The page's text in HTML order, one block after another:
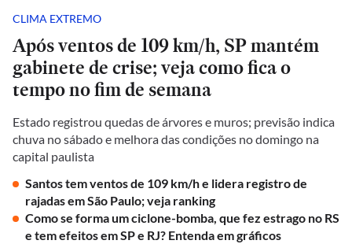
CLIMA EXTREMO
Após ventos de 109 km/h, SP mantém
gabinete de crise; veja como fica o
tempo no fim de semana
Estado registrou quedas de árvores e muros; previsão indica
chuva no sábado e melhora das condições no domingo na
capital paulista
Santos tem ventos de 109 km/h e lidera registro de
rajadas em São Paulo; veja ranking
Como se forma um ciclone-bomba, que fez estrago no RS
e tem efeitos em SP e RJ? Entenda em gráficos